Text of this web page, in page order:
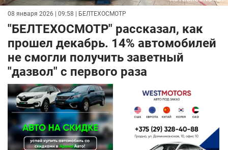
08 января 2026 | 09:58 | БЕЛТЕХОСМОТР
"БЕЛТЕХОСМОТР" рассказал, как
прошел декабрь. 14% автомобилей
не смогли получить заветный
"дазвол" с первого раза